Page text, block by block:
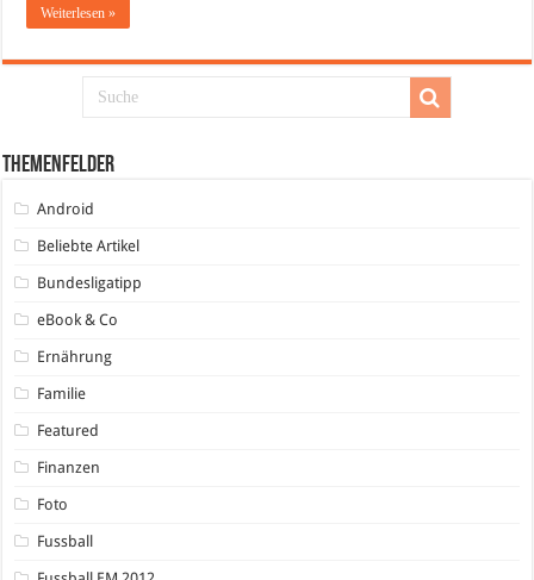
Weiterlesen »
Themenfelder
Android
Beliebte Artikel
Bundesligatipp
eBook & Co
Ernährung
Familie
Featured
Finanzen
Foto
Fussball